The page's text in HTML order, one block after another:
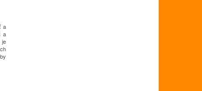
a
a
je